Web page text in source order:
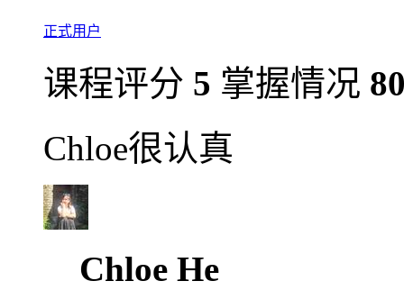
正式用户
课程评分 5 掌握情况
Chloe很认真
Chloe He